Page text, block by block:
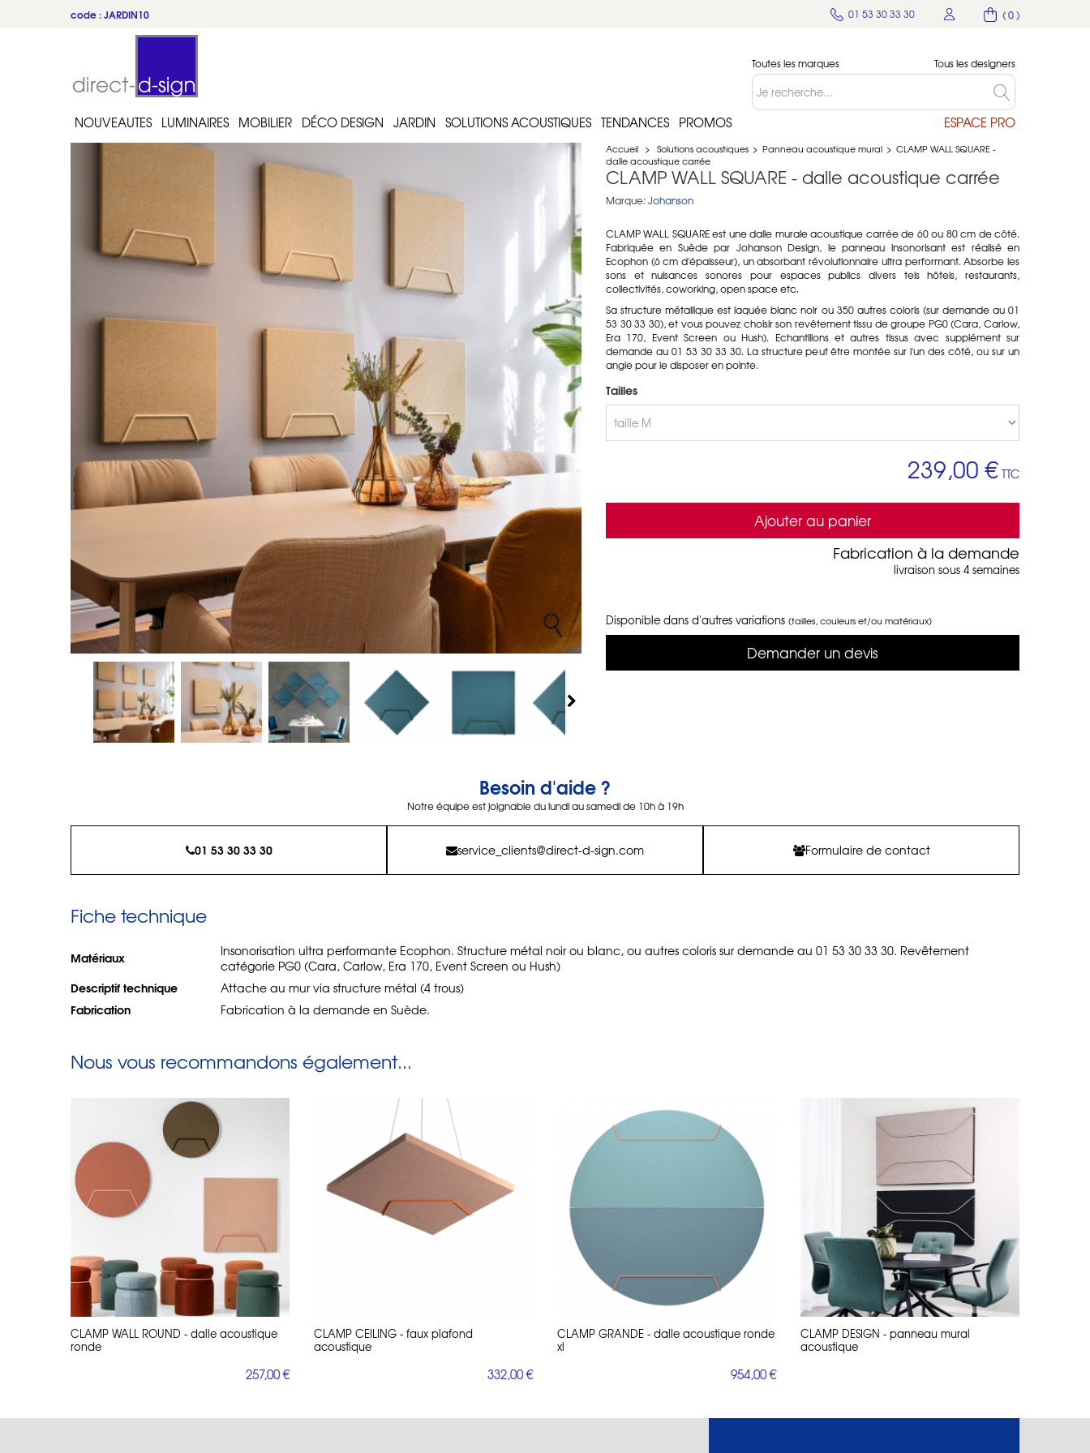
( 0 )
01 53 30 33 30
code : JARDIN10
du 22 au 31 juillet
Toutes les marques Tous les designers
NOUVEAUTES LUMINAIRES MOBILIER DÉCO DESIGN JARDIN SOLUTIONS ACOUSTIQUES TENDANCES PROMOS ESPACE PRO
Accueil > Solutions acoustiques > Panneau acoustique mural > CLAMP WALL SQUARE -
dalle acoustique carrée
CLAMP WALL SQUARE - dalle acoustique carrée
Marque: Johanson
CLAMP WALL SQUARE est une dalle murale acoustique carrée de 60 ou 80 cm de côté.
Fabriquée en Suède par Johanson Design, le panneau insonorisant est réalisé en
Ecophon (6 cm d'épaisseur), un absorbant révolutionnaire ultra performant. Absorbe les
sons et nuisances sonores pour espaces publics divers tels hôtels, restaurants,
collectivités, coworking, open space etc.
Sa structure métallique est laquée blanc noir ou 350 autres coloris (sur demande au 01
53 30 33 30), et vous pouvez choisir son revêtement tissu de groupe PG0 (Cara, Carlow,
Era 170, Event Screen ou Hush). Echantillons et autres tissus avec supplément sur
demande au 01 53 30 33 30. La structure peut être montée sur l'un des côté, ou sur un
angle pour le disposer en pointe.
Tailles
239,00 € TTC
Ajouter au panier
Fabrication à la demande
livraison sous 4 semaines
Disponible dans d'autres variations (tailles, couleurs et/ou matériaux)
Demander un devis
Besoin d'aide ?
Notre équipe est joignable du lundi au samedi de 10h à 19h
01 53 30 33 30 service_clients@direct-d-sign.com Formulaire de contact
Fiche technique
Matériaux
Insonorisation ultra performante Ecophon. Structure métal noir ou blanc, ou autres coloris sur demande au 01 53 30 33 30. Revêtement
catégorie PG0 (Cara, Carlow, Era 170, Event Screen ou Hush)
Descriptif technique Attache au mur via structure métal (4 trous)
Fabrication Fabrication à la demande en Suède.
Nous vous recommandons également...
CLAMP WALL ROUND - dalle acoustique
ronde
257,00 €
CLAMP CEILING - faux plafond
acoustique
332,00 €
CLAMP GRANDE - dalle acoustique ronde
xl
954,00 €
CLAMP DESIGN - panneau mural
acoustique